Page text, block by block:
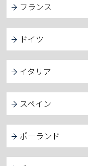
フランス
ドイツ
イタリア
スペイン
ポーランド